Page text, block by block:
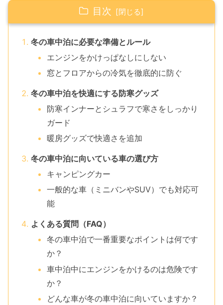
目次
冬の車中泊に必要な準備とルール
エンジンをかけっぱなしにしない
窓とフロアからの冷気を徹底的に防ぐ
冬の車中泊を快適にする防寒グッズ
防寒インナーとシュラフで寒さをしっかり
ガード
暖房グッズで快適さを追加
冬の車中泊に向いている車の選び方
キャンピングカー
一般的な車（ミニバンやSUV）でも対応可
能
よくある質問（FAQ）
冬の車中泊で一番重要なポイントは何です
か？
車中泊中にエンジンをかけるのは危険です
か？
どんな車が冬の車中泊に向いていますか？